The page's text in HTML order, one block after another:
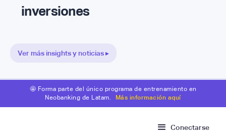
inversiones
Ver más insights y noticias ▸
🤩 Forma parte del único programa de entrenamiento en
Neobanking de Latam.
Más información aquí
Conectarse